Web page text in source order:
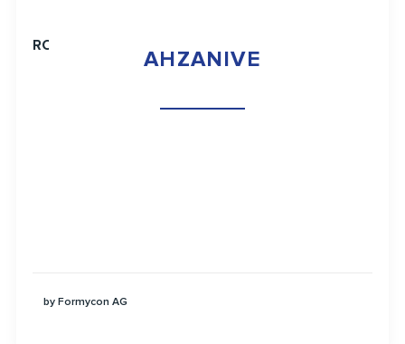
RO
AHZANIVE
by Formycon AG